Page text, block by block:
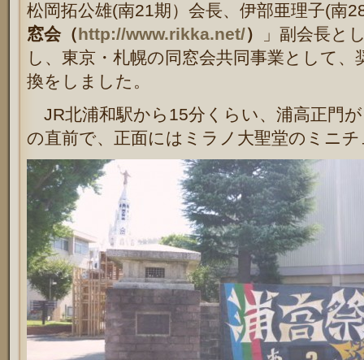
松岡拓公雄(南21期） 会長、伊部亜理子(南
窓会（http://www.rikka.net/）
」副会長と
し、東京・札幌の同窓会共同事業として
換をしました。
JR北浦和駅から15分くらい、浦高正門
の直前で、正面にはミラノ大聖堂のミニ